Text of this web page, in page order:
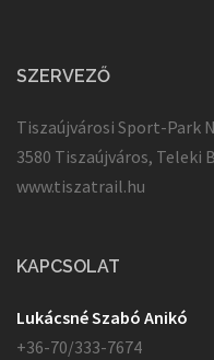
SZERVEZŐ
Tiszaújvárosi Sport-Park
3580 Tiszaújváros, Teleki
www.tiszatrail.hu
KAPCSOLAT
Lukácsné Szabó Anikó
+36-70/333-7674